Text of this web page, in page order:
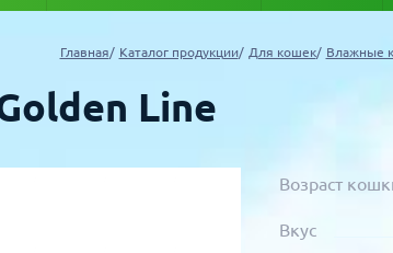
Главная Каталог продукции Для кошек Влажные
Line
Возраст
Вкус